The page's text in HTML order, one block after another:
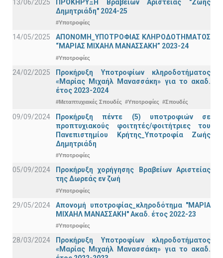
13/06/2025
ΠΡΟΚΗΡΥΞΗ Βραβείων Αριστείας "Ζωής
Δημητριάδη" 2024-25
#Υποτροφίες
14/05/2025
ΑΠΟΝΟΜΗ_ΥΠΟΤΡΟΦΙΑΣ ΚΛΗΡΟΔΟΤΗΜΑΤΟΣ
“ΜΑΡΙΑΣ ΜΙΧΑΗΛ ΜΑΝΑΣΣΑΚΗ” 2023-24
#Υποτροφίες
24/02/2025
Προκήρυξη Υποτροφίων κληροδοτήματος
«Μαρίας Μιχαήλ Μανασσάκη» για το ακαδ.
έτος 2023-2024
#Μεταπτυχιακές Σπουδές #Υποτροφίες #Σπουδές
09/09/2024
Προκήρυξη πέντε (5) υποτροφιών σε
προπτυχιακούς φοιτητές/φοιτήτριες του
Πανεπιστημίου Κρήτης_Υποτροφία Ζωής
Δημητριάδη
#Υποτροφίες
05/09/2024
Προκήρυξη χορήγησης Βραβείων Αριστείας
της Δωρεάς εν ζωή
#Υποτροφίες
29/05/2024
Απονομή υποτροφίας_κληροδότημα "ΜΑΡΙΑ
ΜΙΧΑΗΛ ΜΑΝΑΣΣΑΚΗ" Ακαδ. έτος 2022-23
#Υποτροφίες
28/03/2024
Προκήρυξη Υποτροφίων κληροδοτήματος
«Μαρίας Μιχαήλ Μανασσάκη» για το ακαδ.